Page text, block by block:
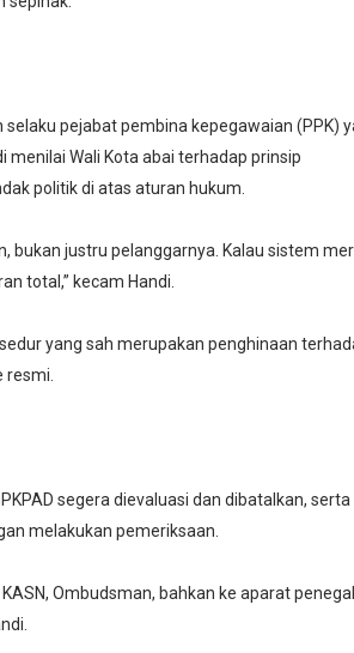
pejabat pembina kepegawaian (PPK)
Wali Kota abai terhadap prinsip
politik di atas aturan hukum.
bukan justru pelanggarnya. Kalau sistem
total,” kecam Handi.
yang sah merupakan penghinaan
resmi.
segera dievaluasi dan dibatalkan, serta
melakukan pemeriksaan.
Ombudsman, bahkan ke aparat